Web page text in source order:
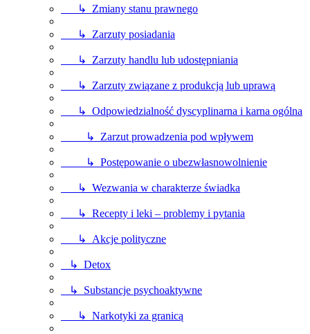
↳ Zmiany stanu prawnego
↳ Zarzuty posiadania
↳ Zarzuty handlu lub udostępniania
↳ Zarzuty związane z produkcją lub uprawą
↳ Odpowiedzialność dyscyplinarna i karna ogólna
↳ Zarzut prowadzenia pod wpływem
↳ Postępowanie o ubezwłasnowolnienie
↳ Wezwania w charakterze świadka
↳ Recepty i leki – problemy i pytania
↳ Akcje polityczne
↳ Detox
↳ Substancje psychoaktywne
↳ Narkotyki za granicą